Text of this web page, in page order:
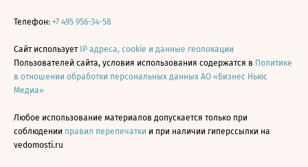
Телефон: +7 495 956-34-58
Сайт использует IP адреса, cookie и данные геолокации
Пользователей сайта, условия использования содержатся в Политике
в отношении обработки персональных данных АО «Бизнес Ньюс
Медиа»
Любое использование материалов допускается только при
соблюдении правил перепечатки и при наличии гиперссылки на
vedomosti.ru